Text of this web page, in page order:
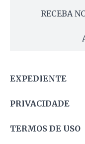
RECEBA
EXPEDIENTE
PRIVACIDADE
TERMOS DE USO